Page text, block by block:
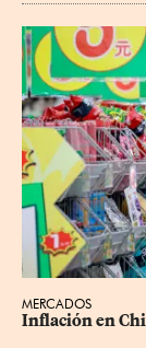
MERCADOS
Inflación en